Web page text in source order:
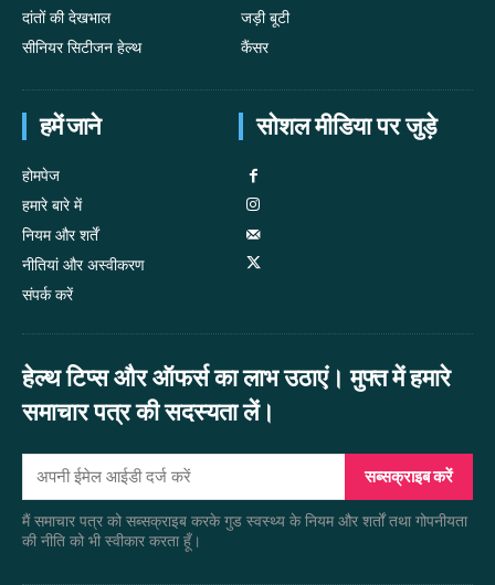
दांतों की देखभाल
सीनियर सिटीजन हेल्थ
जड़ी बूटी
कैंसर
हमें जाने
होमपेज
हमारे बारे में
नियम और शर्तें
नीतियां और अस्वीकरण
संपर्क करें
सोशल मीडिया पर जुड़े
हेल्थ टिप्स और ऑफर्स का लाभ उठाएं। मुफ्त में हमारे
समाचार पत्र की सदस्यता लें।
सब्सक्राइब करें
मैं समाचार पत्र को सब्सक्राइब करके गुड स्वस्थ्य के नियम और शर्तों तथा गोपनीयता
की नीति को भी स्वीकार करता हूँ।